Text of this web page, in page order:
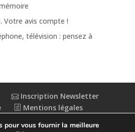
Votre avis compte !
télévision : pensez à
Inscription Newsletter
Mentions légales
pour vous fournir la meilleure